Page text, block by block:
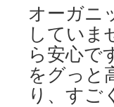
オーガニ
していま
ら安心で
をグっと
り、すご